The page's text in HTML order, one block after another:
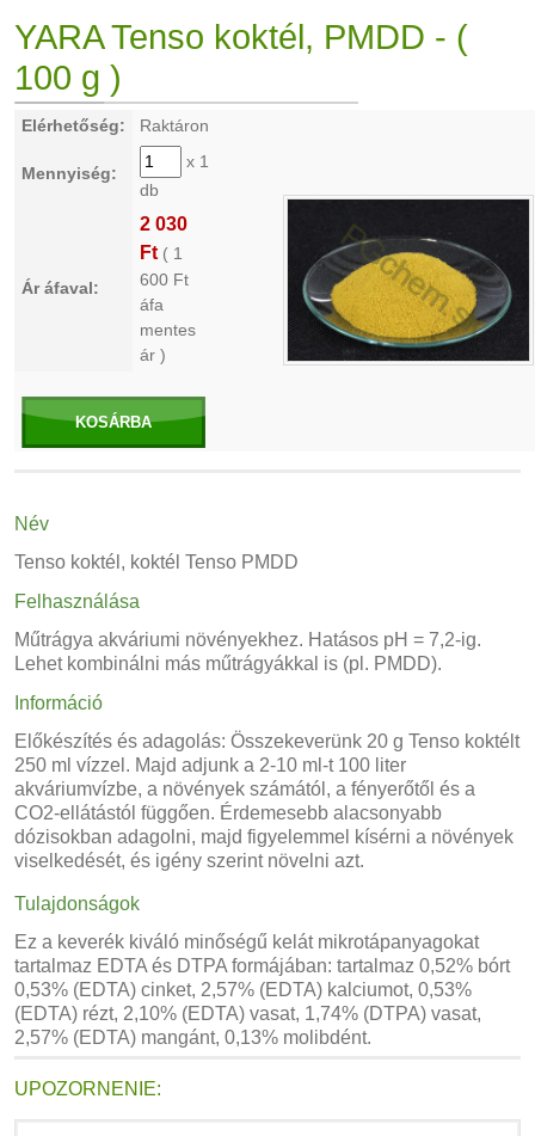
YARA Tenso koktél, PMDD - (
100 g )
Elérhetőség: Raktáron
Mennyiség:
x 1
db
Ár áfaval:
2 030
Ft ( 1
600 Ft
áfa
mentes
ár )
KOSÁRBA
Név
Tenso koktél , koktél Tenso PMDD
Felhasználása
Műtrágya akváriumi növényekhez. Hatásos pH = 7,2-ig.
Lehet kombinálni más műtrágyákkal is (pl . PMDD).
Információ
Előkészítés és adagolás: Összekeverünk 20 g Tenso koktélt
250 ml vízzel . Majd adjunk a 2-10 ml-t 100 liter
akváriumvízbe, a növények számától, a fényerőtől és a
CO2-ellátástól függően. Érdemesebb alacsonyabb
dózisokban adagolni, majd figyelemmel kísérni a növények
viselkedését, és igény szerint növelni azt.
Tulajdonságok
Ez a keverék kiváló minőségű kelát mikrotápanyagokat
tartalmaz EDTA és DTPA formájában: tartalmaz 0,52% bórt
0,53% (EDTA) cinket, 2,57% (EDTA) kalciumot, 0,53%
(EDTA) rézt, 2,10% (EDTA) vasat, 1,74% (DTPA) vasat,
2,57% (EDTA) mangánt, 0,13% molibdént.
UPOZORNENIE: